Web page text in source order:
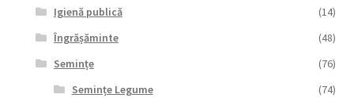
Igienă publică
(14)
Îngrășăminte
(48)
Semințe
(76)
Semințe Legume
(74)